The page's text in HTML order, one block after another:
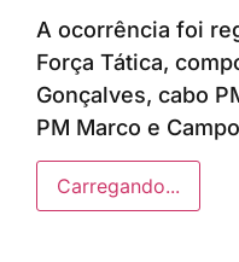
A ocorrência foi
Força Tática,
Gonçalves, cabo
PM Marco e
Carregando...